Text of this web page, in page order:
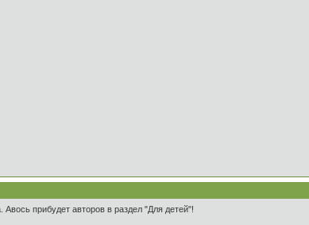
прибудет авторов в раздел "Для детей"!